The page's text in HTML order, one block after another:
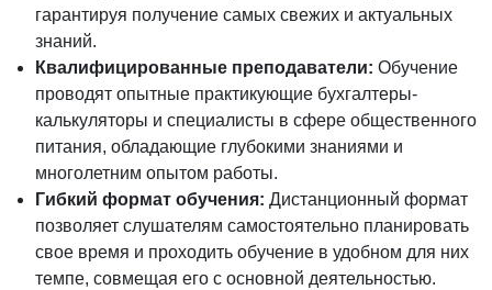
гарантируя получение самых свежих и актуальных
знаний.
Квалифицированные преподаватели: Обучение
проводят опытные практикующие бухгалтеры-
калькуляторы и специалисты в сфере общественного
питания, обладающие глубокими знаниями и
многолетним опытом работы.
Гибкий формат обучения: Дистанционный формат
позволяет слушателям самостоятельно планировать
свое время и проходить обучение в удобном для них
темпе, совмещая его с основной деятельностью.